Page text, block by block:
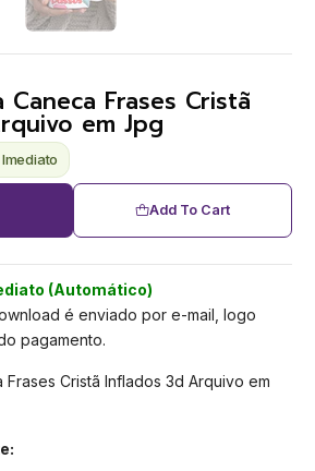
Frases Cristã
em Jpg
Add To Cart
(Automático)
é enviado por e-mail, logo
pagamento.
Frases Cristã Inflados 3d Arquivo em